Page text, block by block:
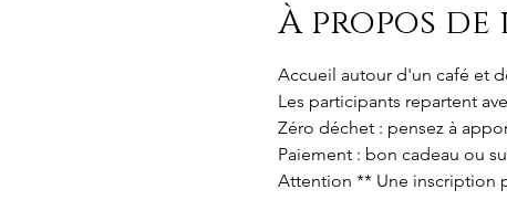
À propos de
Accueil autour d'un café et
Les participants repartent
Zéro déchet : pensez à
Paiement : bon cadeau ou
Attention ** Une inscription